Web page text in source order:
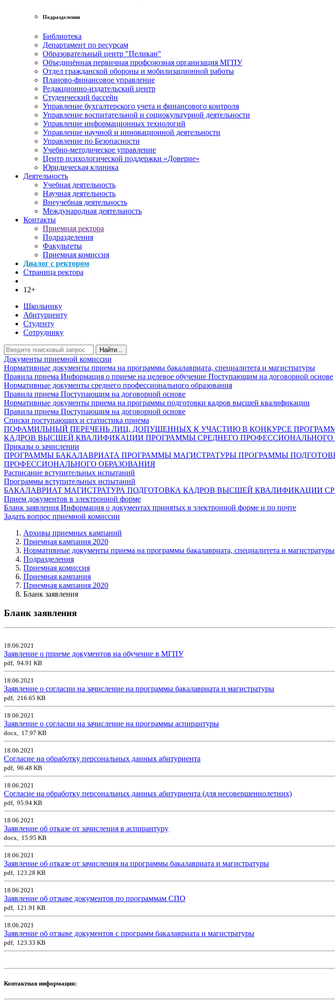
Подразделения
Библиотека
Департамент по ресурсам
Образовательный центр "Пеликан"
Объединённая первичная профсоюзная организация МГПУ
Отдел гражданской обороны и мобилизационной работы
Планово-финансовое управление
Редакционно-издательский центр
Студенческий бассейн
Управление бухгалтерского учета и финансового контроля
Управление воспитательной и социокультурной деятельности
Управление информационных технологий
Управление научной и инновационной деятельности
Управление по Безопасности
Учебно-методическое управление
Центр психологической поддержки «Доверие»
Юридическая клиника
Деятельность
Учебная деятельность
Научная деятельность
Внеучебная деятельность
Международная деятельность
Контакты
Приемная ректора
Подразделения
Факультеты
Приемная комиссия
Диалог с ректором
Страница ректора
12+
Школьнику
Абитуриенту
Студенту
Сотруднику
Найти...
Документы приемной комиссии
Нормативные документы приема на программы бакалавриата, специалитета и магистратуры
Правила приема Информация о приеме на целевое обучение Поступающим на договорной основе
Нормативные документы среднего профессионального образования
Правила приема Поступающим на договорной основе
Нормативные документы приема на программы подготовки кадров высшей квалификации
Правила приема Поступающим на договорной основе
Списки поступающих и статистика приема
ПОФАМИЛЬНЫЙ ПЕРЕЧЕНЬ ЛИЦ, ДОПУЩЕННЫХ К УЧАСТИЮ В КОНКУРСЕ
КАДРОВ ВЫСШЕЙ КВАЛИФИКАЦИИ ПРОГРАММЫ СРЕДНЕГО ПРОФЕССИОНАЛЬНОГО
Приказы о зачислении
ПРОГРАММЫ БАКАЛАВРИАТА ПРОГРАММЫ МАГИСТРАТУРЫ ПРОГРАММЫ
ПРОФЕССИОНАЛЬНОГО ОБРАЗОВАНИЯ
Расписание вступительных испытаний
Программы вступительных испытаний
БАКАЛАВРИАТ МАГИСТРАТУРА ПОДГОТОВКА КАДРОВ ВЫСШЕЙ КВАЛИФИКАЦИИ
Прием документов в электронной форме
Бланк заявления Информация о документах принятых в электронной форме и по почте
Задать вопрос приемной комиссии
Архивы приемных кампаний
Приемная кампания 2020
Нормативные документы приема на программы бакалавриата, специалитета и магистратуры
Подразделения
Приемная комиссия
Приемная кампания
Приемная кампания 2020
Бланк заявления
Бланк заявления
18.06.2021
Заявление о приеме документов на обучение в МГПУ
pdf, 94.91 KB
18.06.2021
Заявление о согласии на зачисление на программы бакалавриата и магистратуры
pdf, 216.65 KB
18.06.2021
Заявление о согласии на зачисление на программы аспирантуры
docx, 17.97 KB
18.06.2021
Согласие на обработку персональных данных абитуриента
pdf, 96.48 KB
18.06.2021
Согласие на обработку персональных данных абитуриента (для несовершеннолетних)
pdf, 95.94 KB
18.06.2021
Заявление об отказе от зачисления в аспирантуру
docx, 15.95 KB
18.06.2021
Заявление об отказе от зачисления на программы бакалавриата и магистратуры
pdf, 123.28 KB
18.06.2021
Заявление об отзыве документов по программам СПО
pdf, 121.91 KB
18.06.2021
Заявление об отзыве документов с программ бакалавриата и магистратуры
pdf, 123.33 KB
Контактная информация: